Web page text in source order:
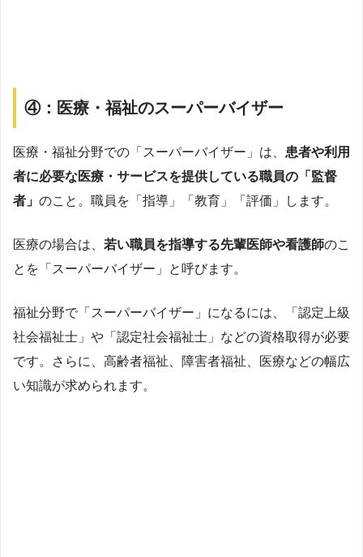
④：医療・福祉のスーパーバイザー
医療・福祉分野での「スーパーバイザー」は、 患者や利用
者に必要な医療・サービスを提供している職員の「監督
者」 のこと。職員を「指導」「教育」「評価」します。
医療の場合は、 若い職員を指導する先輩医師や看護師のこ
とを「スーパーバイザー」と呼びます。
福祉分野で「スーパーバイザー」になるには、「認定上級
社会福祉士」や「認定社会福祉士」などの資格取得が必要
です。さらに、高齢者福祉、障害者福祉、医療などの幅広
い知識が求められます。